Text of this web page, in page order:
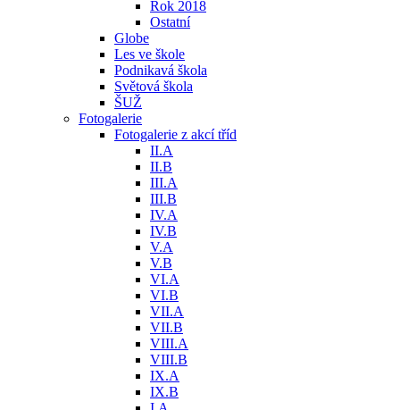
Rok 2018
Ostatní
Globe
Les ve škole
Podnikavá škola
Světová škola
ŠUŽ
Fotogalerie
Fotogalerie z akcí tříd
II.A
II.B
III.A
III.B
IV.A
IV.B
V.A
V.B
VI.A
VI.B
VII.A
VII.B
VIII.A
VIII.B
IX.A
IX.B